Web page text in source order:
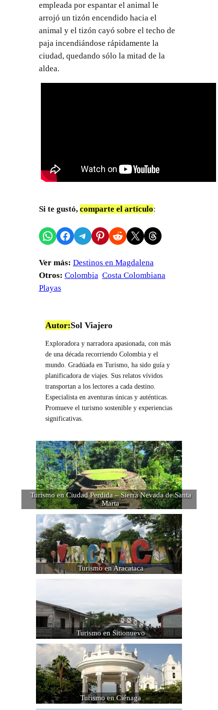
empleada por espantar el animal le
arrojó un tizón encendido hacia el
animal y el tizón cayó sobre el techo de
paja incendiándose rápidamente la
ciudad, quedando sólo la mitad de la
aldea.
Si te gustó, comparte el artículo:
Compartir en WhatsApp
Compartir en Facebook
Compartir en Telegram
Compartir en Pinterest
Compartir en Reddit
Compartir en X Share on Threads
Ver más: Destinos en Magdalena
Otros: Colombia Costa Colombiana
Playas
Autor:Sol Viajero
Exploradora y narradora apasionada, con más
de una década recorriendo Colombia y el
mundo. Gradúada en Turismo, ha sido guía y
planificadora de viajes. Sus relatos vívidos
transportan a los lectores a cada destino.
Especialista en aventuras únicas y auténticas.
Promueve el turismo sostenible y experiencias
significativas.
Turismo en Ciudad Perdida – Sierra Nevada de Santa
Marta
Turismo en Aracataca
Turismo en Sitionuevo
Turismo en Ciénaga